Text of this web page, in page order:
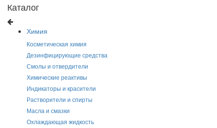
Каталог
Химия
Косметическая химия
Дезинфицирующие средства
Смолы и отвердители
Химические реактивы
Индикаторы и красители
Растворители и спирты
Масла и смазки
Охлаждающая жидкость